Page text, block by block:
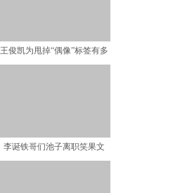
王俊凯为甩掉“偶像”标签有多
李诞铁哥们池子离职笑果文